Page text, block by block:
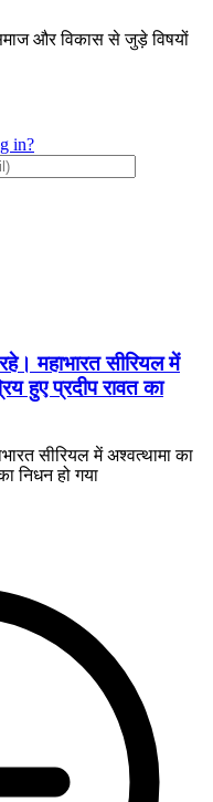
और विकास से जुड़े विषयों
in?
महाभारत सीरियल में
हुए प्रदीप रावत का
सीरियल में अश्वत्थामा का
निधन हो गया